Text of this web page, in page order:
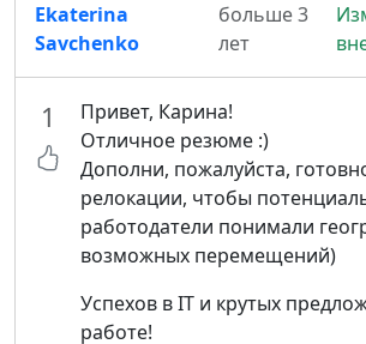
Ekaterina
Savchenko
больше 3
лет
1
Привет, Карина!
Отличное резюме :)
Дополни, пожалуйста,
релокации, чтобы
работодатели понимали
возможных перемещений)
Успехов в IT и крутых
работе!